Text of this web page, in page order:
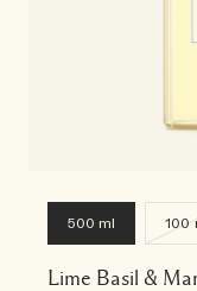
500 ml 100
Lime Basil &